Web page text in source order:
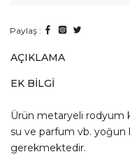
Paylaş :
AÇIKLAMA
EK BILGI
Ürün metaryeli rodyum
su ve parfum vb. yoğun
gerekmektedir.